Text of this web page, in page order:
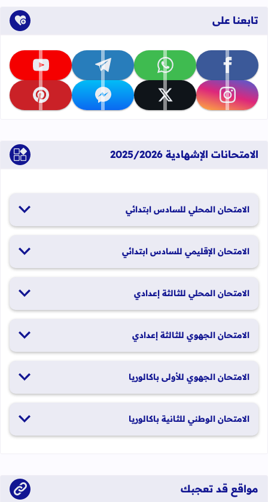
تابعنا على
تابعنا على facebook تابعنا على whatsapp تابعنا على telegram تابعنا على youtube
تابعنا على instagram تابعنا على x تابعنا على messenger تابعنا على pinterest
الامتحانات الإشهادية 2025/2026
الامتحان المحلي للسادس ابتدائي
الامتحان الإقليمي للسادس ابتدائي
الامتحان المحلي للثالثة إعدادي
الامتحان الجهوي للثالثة إعدادي
الامتحان الجهوي للأولى باكالوريا
2026
الامتحان الوطني للثانية باكالوريا
مواقع قد تعجبك